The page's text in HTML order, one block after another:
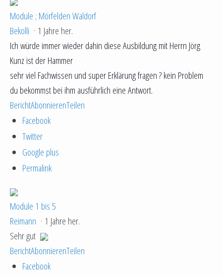
Module ; Mörfelden Waldorf
Bekolli · 1 Jahre her.
Ich würde immer wieder dahin diese Ausbildung mit Herrn Jörg
Kunz ist der Hammer
sehr viel Fachwissen und super Erklärung fragen ? kein Problem
du bekommst bei ihm ausführlich eine Antwort.
BerichtAbonnierenTeilen
Facebook
Twitter
Google plus
Permalink
Module 1 bis 5
Reimann · 1 Jahre her.
Sehr gut
BerichtAbonnierenTeilen
Facebook